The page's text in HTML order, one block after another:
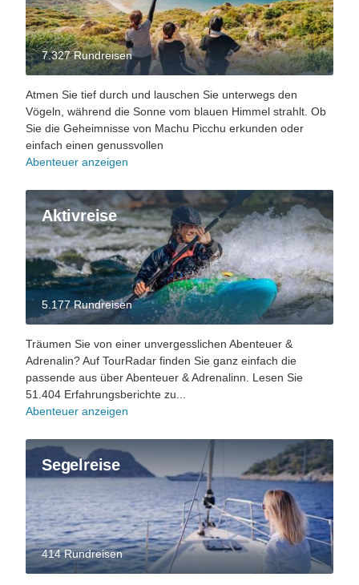
7.327 Rundreisen
Atmen Sie tief durch und lauschen Sie unterwegs den
Vögeln, während die Sonne vom blauen Himmel strahlt. Ob
Sie die Geheimnisse von Machu Picchu erkunden oder
einfach einen genussvollen
Abenteuer anzeigen
Aktivreise
5.177 Rundreisen
Träumen Sie von einer unvergesslichen Abenteuer &
Adrenalin? Auf TourRadar finden Sie ganz einfach die
passende aus über Abenteuer & Adrenalinn. Lesen Sie
51.404 Erfahrungsberichte zu...
Abenteuer anzeigen
Segelreise
414 Rundreisen